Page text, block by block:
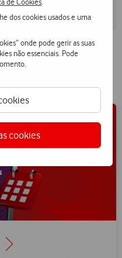
dos cookies usados e uma
onde pode gerir as suas
não essenciais. Pode
cookies